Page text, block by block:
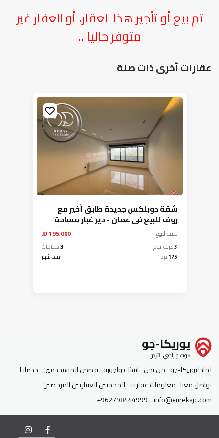
تم بيع أو تأجير هذا العقار، أو العقار غير
متوفر حاليا ..
عقارات أخرى ذات صلة
شقة دوبلكس جديدة طابق أخير مع
روف للبيع في عمان - دير غبار مساحة
175م مع تراسات اطلالة بانورامية رائعة
تشطيبات عصرية فاخرة
شقةللبيع 195,000 JD
3غرف نوم 3حمامات
175م2 منذ شهر
لماذا يوريكا-جو من نحن اسئلة واجوبة قصص المستخدمين خدماتنا
تواصل معنا معلومات عقارية المخمنين العقاريين المرخصين
info@eurekajo.com
+962798444999